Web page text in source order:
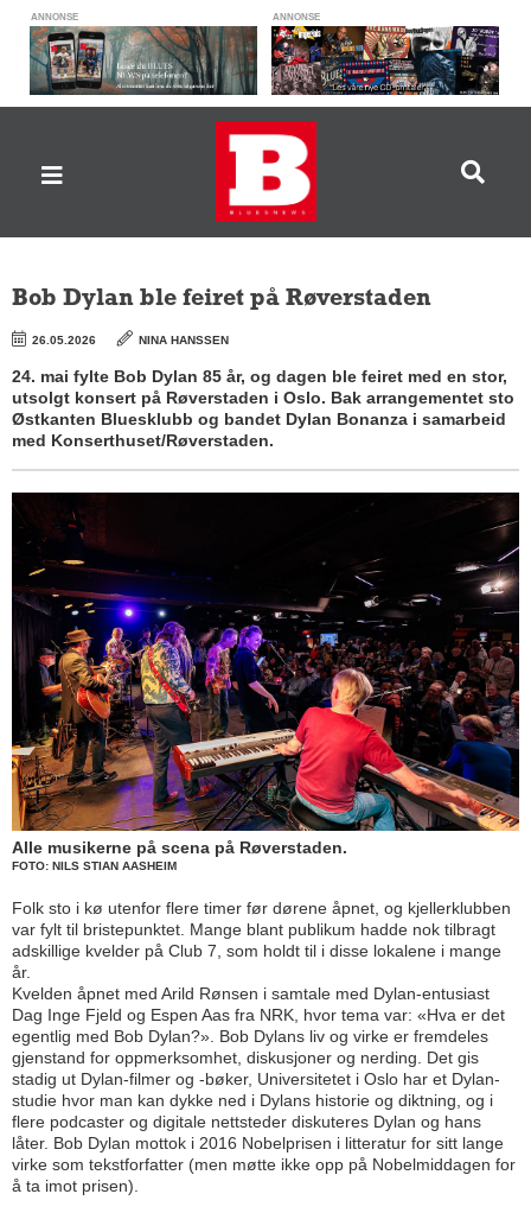
ANNONSE ANNONSE
Bob Dylan ble feiret på Røverstaden
26.05.2026 NINA HANSSEN
24. mai fylte Bob Dylan 85 år, og dagen ble feiret med en stor,
utsolgt konsert på Røverstaden i Oslo. Bak arrangementet sto
Østkanten Bluesklubb og bandet Dylan Bonanza i samarbeid
med Konserthuset/Røverstaden.
Alle musikerne på scena på Røverstaden.
FOTO: NILS STIAN AASHEIM
Folk sto i kø utenfor flere timer før dørene åpnet, og kjellerklubben
var fylt til bristepunktet. Mange blant publikum hadde nok tilbragt
adskillige kvelder på Club 7, som holdt til i disse lokalene i mange
år.
Kvelden åpnet med Arild Rønsen i samtale med Dylan-entusiast
Dag Inge Fjeld og Espen Aas fra NRK, hvor tema var: «Hva er det
egentlig med Bob Dylan?». Bob Dylans liv og virke er fremdeles
gjenstand for oppmerksomhet, diskusjoner og nerding. Det gis
stadig ut Dylan-filmer og -bøker, Universitetet i Oslo har et Dylan-
studie hvor man kan dykke ned i Dylans historie og diktning, og i
flere podcaster og digitale nettsteder diskuteres Dylan og hans
låter. Bob Dylan mottok i 2016 Nobelprisen i litteratur for sitt lange
virke som tekstforfatter (men møtte ikke opp på Nobelmiddagen for
å ta imot prisen).